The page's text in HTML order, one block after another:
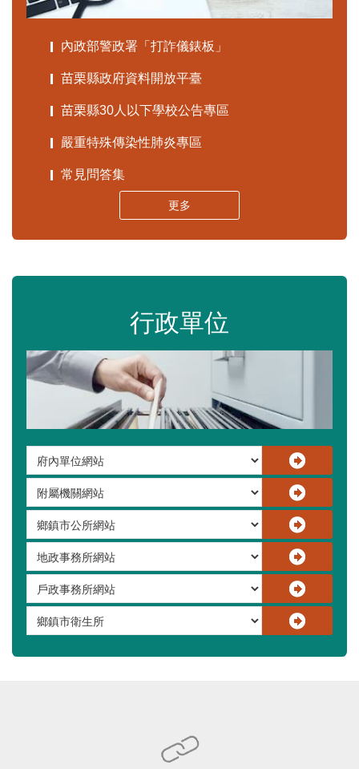
內政部警政署「打詐儀錶板」
苗栗縣政府資料開放平臺
苗栗縣30人以下學校公告專區
嚴重特殊傳染性肺炎專區
常見問答集
更多
行政單位